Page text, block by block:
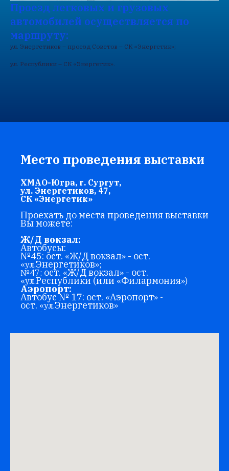
Проезд легковых и грузовых
автомобилей осуществляется по
маршруту:
ул. Энергетиков – проезд Советов – СК «Энергетик»;
ул. Республики – СК «Энергетик».
Место проведения выставки
ХМАО-Югра, г. Сургут,
ул. Энергетиков, 47,
СК «Энергетик»
Проехать до места проведения выставки
Вы можете:
Ж/Д вокзал:
Автобусы:
№45: ост. «Ж/Д вокзал» - ост.
«ул.Энергетиков»;
№47: ост. «Ж/Д вокзал» - ост.
«ул.Республики (или «Филармония»)
Аэропорт:
Автобус № 17: ост. «Аэропорт» -
ост. «ул.Энергетиков»